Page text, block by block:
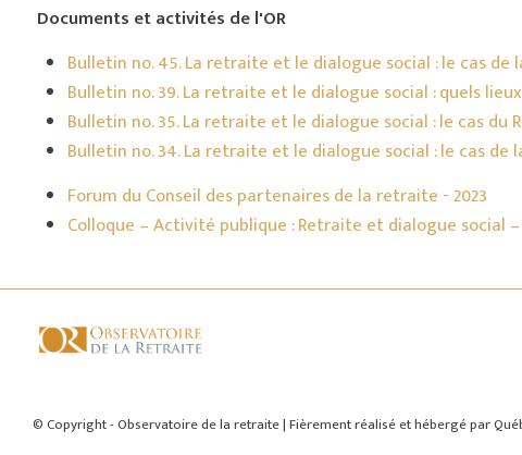
Documents et activités de l'OR
Bulletin no. 45. La retraite et le dialogue social : le cas de
Bulletin no. 39. La retraite et le dialogue social : quels
Bulletin no. 35. La retraite et le dialogue social : le cas du
Bulletin no. 34. La retraite et le dialogue social : le cas de
Forum du Conseil des partenaires de la retraite - 2023
Colloque – Activité publique : Retraite et dialogue social –
© Copyright - Observatoire de la retraite | Fièrement réalisé et hébergé par